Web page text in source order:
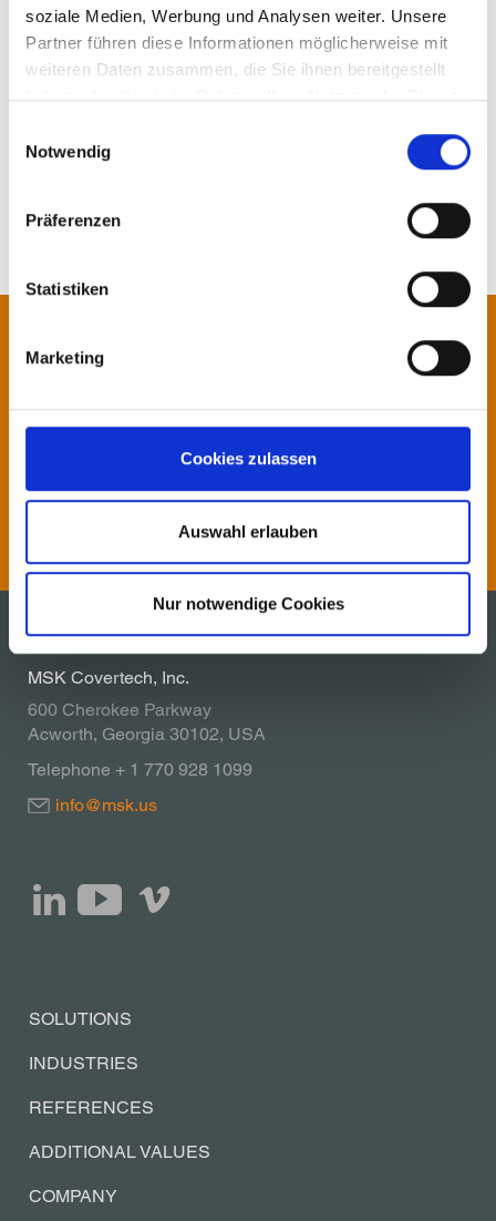
soziale Medien, Werbung und Analysen weiter. Unsere
Partner führen diese Informationen möglicherweise mit
weiteren Daten zusammen, die Sie ihnen bereitgestellt
haben oder die sie im Rahmen Ihrer Nutzung der Dienste
Notwendig
Präferenzen
Statistiken
Marketing
Cookies zulassen
Auswahl erlauben
Nur notwendige Cookies
> Read more
Our specialists will be pleased to
MSK Covertech, Inc.
600 Cherokee Parkway
Acworth, Georgia 30102, USA
Telephone + 1 770 928 1099
info@msk.us
SOLUTIONS
INDUSTRIES
REFERENCES
ADDITIONAL VALUES
COMPANY